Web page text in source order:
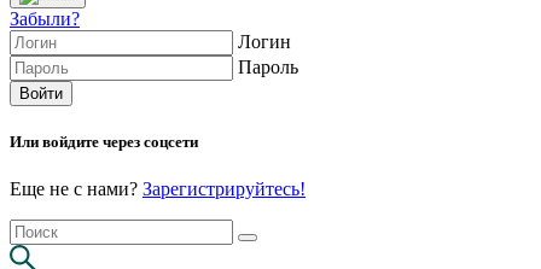
Забыли?
Логин
Пароль
Или войдите через соцсети
Еще не с нами? Зарегистрируйтесь!